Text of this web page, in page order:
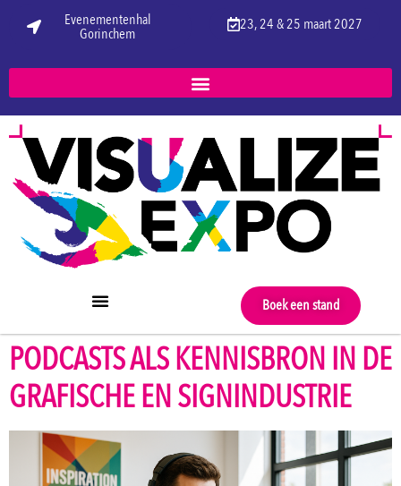
Evenementenhal
Gorinchem
23, 24 & 25 maart 2027
Boek een stand
PODCASTS ALS KENNISBRON IN DE
GRAFISCHE EN SIGNINDUSTRIE